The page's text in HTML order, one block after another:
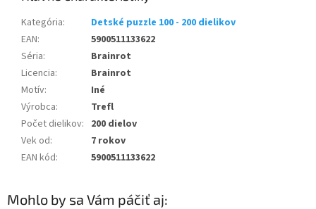
Kategória:
Detské puzzle 100 - 200 dielikov
EAN:
5900511133622
Séria:
Brainrot
Licencia:
Brainrot
Motív:
Iné
Výrobca:
Trefl
Počet dielikov: 200 dielov
Vek od:
7 rokov
EAN kód: 5900511133622
Mohlo by sa Vám páčiť aj: